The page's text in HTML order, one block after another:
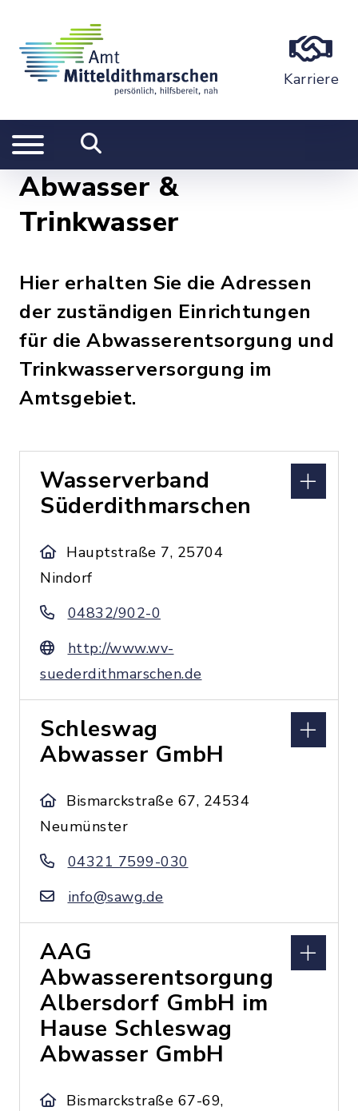
Karriere
Abwasser &
Trinkwasser
Hier erhalten Sie die Adressen
der zuständigen Einrichtungen
für die Abwasserentsorgung und
Trinkwasserversorgung im
Amtsgebiet.
Wasserverband
Süderdithmarschen
Hauptstraße 7, 25704
Nindorf
04832/902-0
http://www.wv-
suederdithmarschen.de
Schleswag
Abwasser GmbH
Bismarckstraße 67, 24534
Neumünster
04321 7599-030
info@sawg.de
AAG
Abwasserentsorgung
Albersdorf GmbH im
Hause Schleswag
Abwasser GmbH
Bismarckstraße 67-69,